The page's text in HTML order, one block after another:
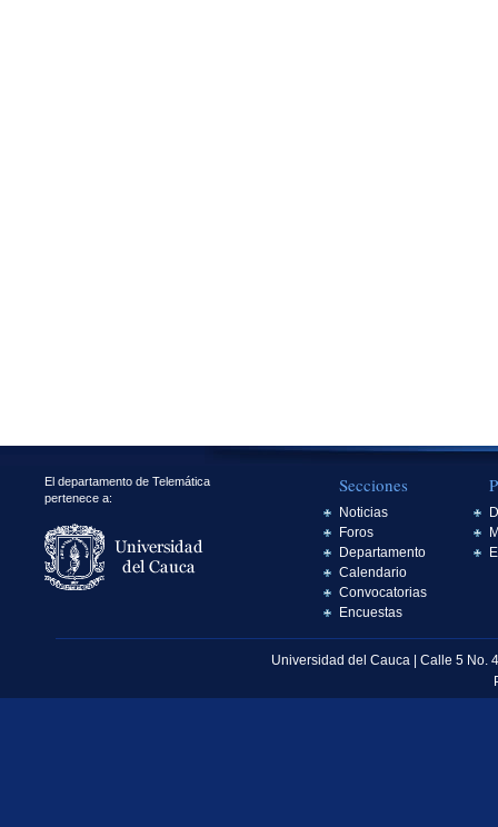
El departamento de Telemática
pertenece a:
Secciones
Noticias
Foros
Departamento
Calendario
Convocatorias
Encuestas
Universidad del Cauca | Calle 5 No.